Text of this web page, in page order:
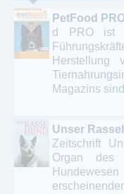
PetFood
d PRO ist
Magazins
Unser
Zeitschrift
Organ des